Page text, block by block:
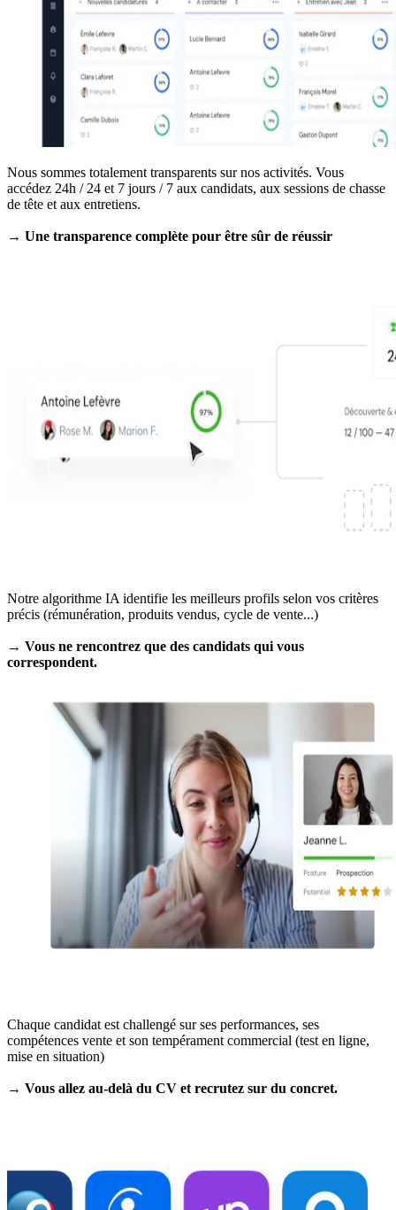
Nous sommes totalement transparents sur nos activités. Vous
accédez 24h / 24 et 7 jours / 7 aux candidats, aux sessions de chasse
de tête et aux entretiens.
→ Une transparence complète pour être sûr de réussir
Notre algorithme IA identifie les meilleurs profils selon vos critères
précis (rémunération, produits vendus, cycle de vente...)
→ Vous ne rencontrez que des candidats qui vous
correspondent.
Chaque candidat est challengé sur ses performances, ses
compétences vente et son tempérament commercial (test en ligne,
mise en situation)
→ Vous allez au-delà du CV et recrutez sur du concret.